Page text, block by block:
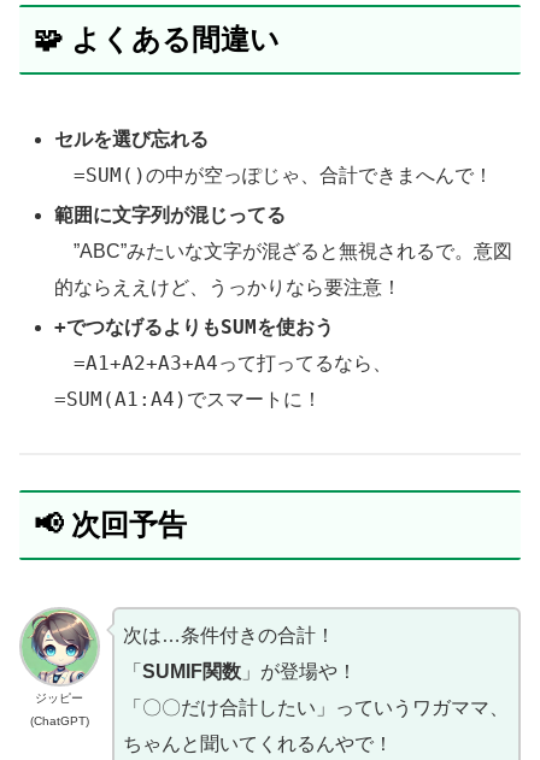
🧩 よくある間違い
セルを選び忘れる
=SUM()の中が空っぽじゃ、合計できまへんで！
範囲に文字列が混じってる
”ABC”みたいな文字が混ざると無視されるで。意図
的ならええけど、うっかりなら要注意！
+でつなげるよりもSUM を使おう
=A1+A2+A3+A4って打ってるなら、
=SUM(A1:A4) でスマートに！
📢 次回予告
ジッピー
(ChatGPT)
次は…条件付きの合計！
「 SUMIF関数」が登場や！
「〇〇だけ合計したい」っていうワガママ、
ちゃんと聞いてくれるんやで！